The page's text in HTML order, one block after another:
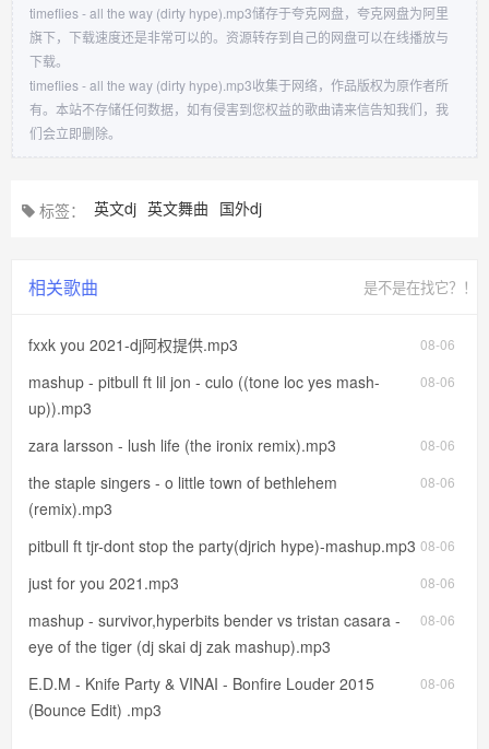
timeflies - all the way (dirty hype).mp3储存于夸克网盘，夸克网盘为阿里
旗下，下载速度还是非常可以的。资源转存到自己的网盘可以在线播放与
下载。
timeflies - all the way (dirty hype).mp3收集于网络，作品版权为原作者所
有。本站不存储任何数据，如有侵害到您权益的歌曲请来信告知我们，我
们会立即删除。
标签： 英文dj 英文舞曲 国外dj
相关歌曲 是不是在找它？！
08-06
fxxk you 2021-dj阿权提供.mp3
08-06
mashup - pitbull ft lil jon - culo ((tone loc yes mash-
up)).mp3
08-06
zara larsson - lush life (the ironix remix).mp3
08-06
the staple singers - o little town of bethlehem
(remix).mp3
08-06
pitbull ft tjr-dont stop the party(djrich hype)-mashup.mp3
08-06
just for you 2021.mp3
08-06
mashup - survivor,hyperbits bender vs tristan casara -
eye of the tiger (dj skai dj zak mashup).mp3
08-06
E.D.M - Knife Party & VINAI - Bonfire Louder 2015
(Bounce Edit) .mp3